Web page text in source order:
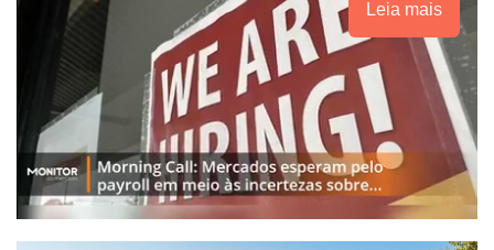
Leia mais